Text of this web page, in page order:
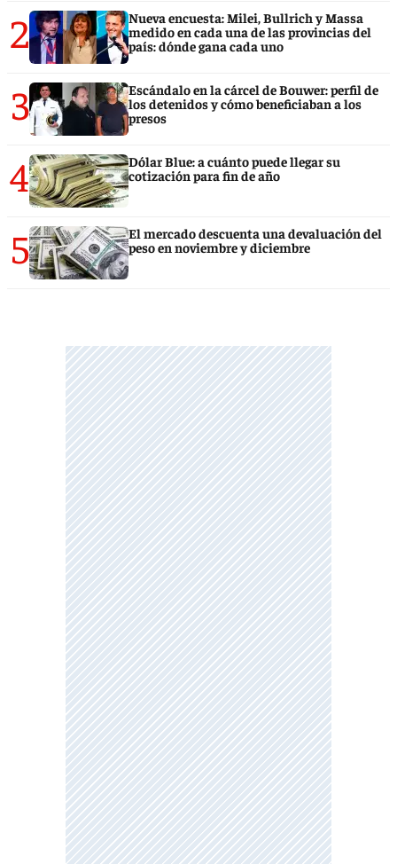
2
Nueva encuesta: Milei, Bullrich y Massa
medido en cada una de las provincias del
país: dónde gana cada uno
3
Escándalo en la cárcel de Bouwer: perfil de
los detenidos y cómo beneficiaban a los
presos
4
Dólar Blue: a cuánto puede llegar su
cotización para fin de año
5
El mercado descuenta una devaluación del
peso en noviembre y diciembre